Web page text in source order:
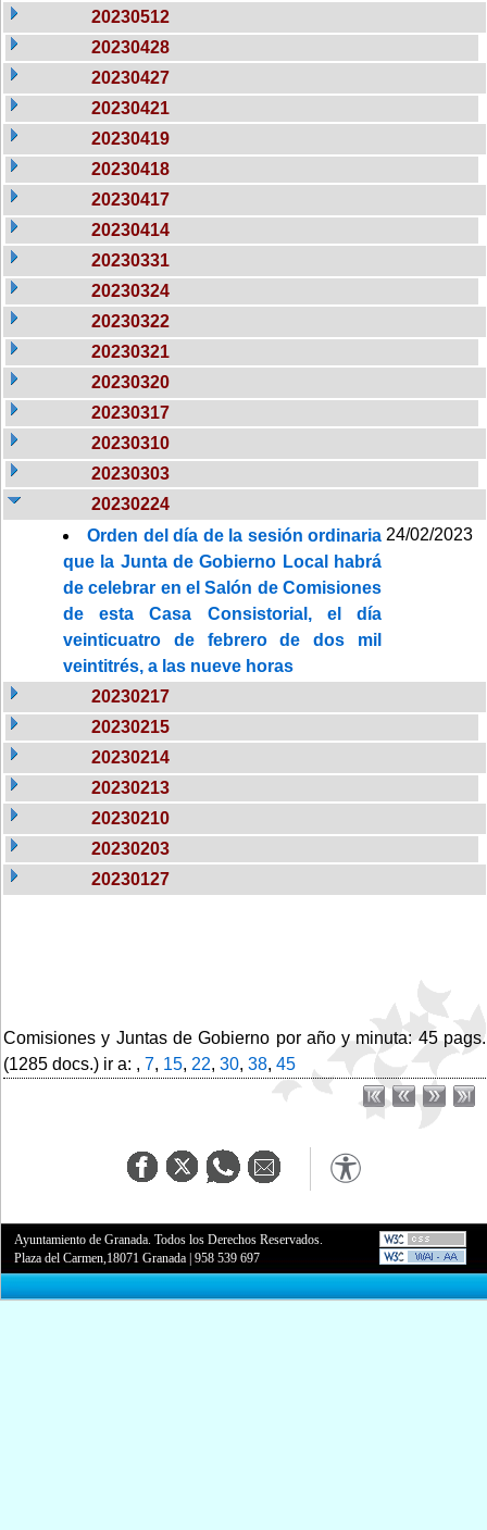
20230512
20230428
20230427
20230421
20230419
20230418
20230417
20230414
20230331
20230324
20230322
20230321
20230320
20230317
20230310
20230303
20230224
Orden del día de la sesión ordinaria
que la Junta de Gobierno Local habrá
de celebrar en el Salón de Comisiones
de esta Casa Consistorial, el día
veinticuatro de febrero de dos mil
veintitrés, a las nueve horas
24/02/2023
20230217
20230215
20230214
20230213
20230210
20230203
20230127
Comisiones y Juntas de Gobierno por año y minuta: 45 pags.
(1285 docs.) ir a: , 7, 15, 22, 30, 38, 45
Ayuntamiento de Granada. Todos los Derechos Reservados.
Plaza del Carmen,18071 Granada |958 539 697